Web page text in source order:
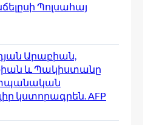
Պոլսահայ
Արաբիան,
և Պակիստանը
կստորագրեն. AFP